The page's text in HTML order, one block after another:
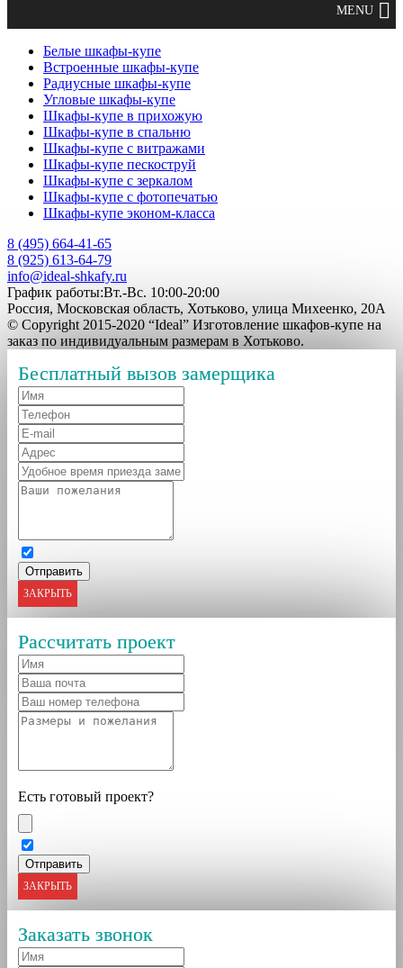
Белые шкафы-купе
Встроенные шкафы-купе
Радиусные шкафы-купе
Угловые шкафы-купе
Шкафы-купе в прихожую
Шкафы-купе в спальню
Шкафы-купе с витражами
Шкафы-купе пескоструй
Шкафы-купе с зеркалом
Шкафы-купе с фотопечатью
Шкафы-купе эконом-класса
8 (495) 664-41-65
8 (925) 613-64-79
info@ideal-shkafy.ru
График работы:Вт.-Вс. 10:00-20:00
Россия, Московская область, Хотьково, улица Михеенко, 20А
© Copyright 2015-2020 “Ideal” Изготовление шкафов-купе на
заказ по индивидуальным размерам в Хотьково.
Бесплатный вызов замерщика
ЗАКРЫТЬ
Рассчитать проект
Есть готовый проект?
ЗАКРЫТЬ
Заказать звонок